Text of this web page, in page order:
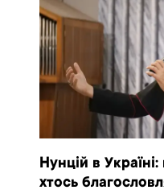
Нунцій в
хтось